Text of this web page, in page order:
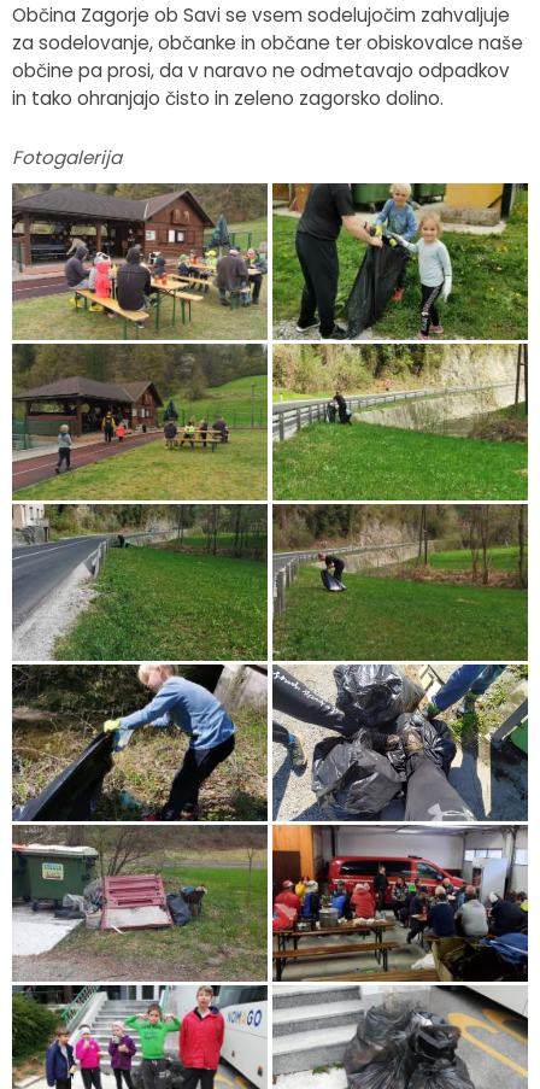
Občina Zagorje ob Savi se vsem sodelujočim zahvaljuje
za sodelovanje, občanke in občane ter obiskovalce naše
občine pa prosi, da v naravo ne odmetavajo odpadkov
in tako ohranjajo čisto in zeleno zagorsko dolino.
Fotogalerija